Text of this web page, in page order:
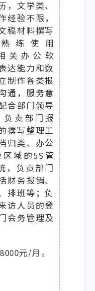
，文学类、
经验不限，
稿材料撰写
练使用
关办公软
达能力和数
制作各类报
通，服务意
合部门领导
负责部门报
撰写整理工
归类、办公
域的5S管
，负责部门
财务报销、
排班等；负
访人员的登
会务管理及
元/月。